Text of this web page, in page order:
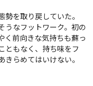
勢を取り戻していた。
うなフットワーク。初の
く前向きな気持ちも蘇っ
ともなく、持ち味をフ
きらめてはいけない。